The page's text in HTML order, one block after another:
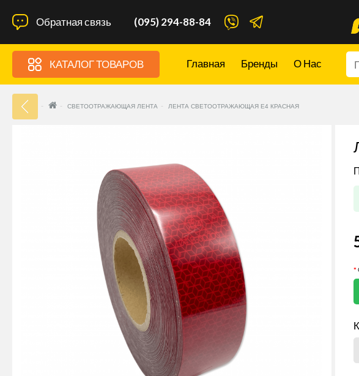
Обратная связь (095) 294-88-84
КАТАЛОГ ТОВАРОВ Главная Бренды О Нас
СВЕТООТРАЖАЮЩАЯ ЛЕНТА ЛЕНТА СВЕТООТРАЖАЮЩАЯ Е4 КРАСНАЯ